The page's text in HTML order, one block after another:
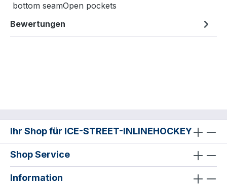
bottom seamOpen pockets
Bewertungen
Ihr Shop für ICE-STREET-INLINEHOCKEY
Shop Service
Information